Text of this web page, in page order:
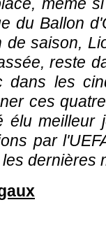
du Ballon
saison,
reste
dans les
ces
élu meilleur
par
dernières